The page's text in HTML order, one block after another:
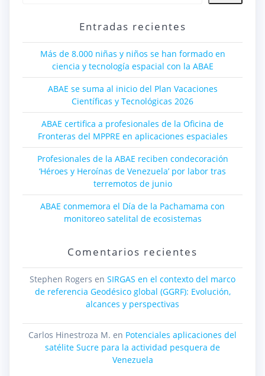
Entradas recientes
Más de 8.000 niñas y niños se han formado en
ciencia y tecnología espacial con la ABAE
ABAE se suma al inicio del Plan Vacaciones
Científicas y Tecnológicas 2026
ABAE certifica a profesionales de la Oficina de
Fronteras del MPPRE en aplicaciones espaciales
Profesionales de la ABAE reciben condecoración
‘Héroes y Heroínas de Venezuela’ por labor tras
terremotos de junio
ABAE conmemora el Día de la Pachamama con
monitoreo satelital de ecosistemas
Comentarios recientes
Stephen Rogers en SIRGAS en el contexto del marco
de referencia Geodésico global (GGRF): Evolución,
alcances y perspectivas
Carlos Hinestroza M. en Potenciales aplicaciones del
satélite Sucre para la actividad pesquera de
Venezuela